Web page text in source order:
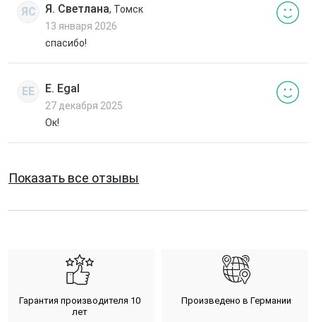
ЯС Я. Светлана, Томск
13 января 2026
спасибо!
EE E. Egal
27 декабря 2025
Ок!
Показать все отзывы
Гарантия производителя 10
лет
Произведено в Германии